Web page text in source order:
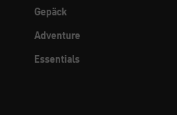
Gepäck
Adventure
Essentials